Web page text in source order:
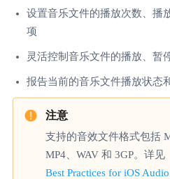
设置音乐文件的播放次数、播
项
灵活控制音乐文件的播放、暂
报告当前的音乐文件播放状态
支持的音效文件格式包括
MP4、WAV 和 3GP。详见
Best Practices for iOS Audio